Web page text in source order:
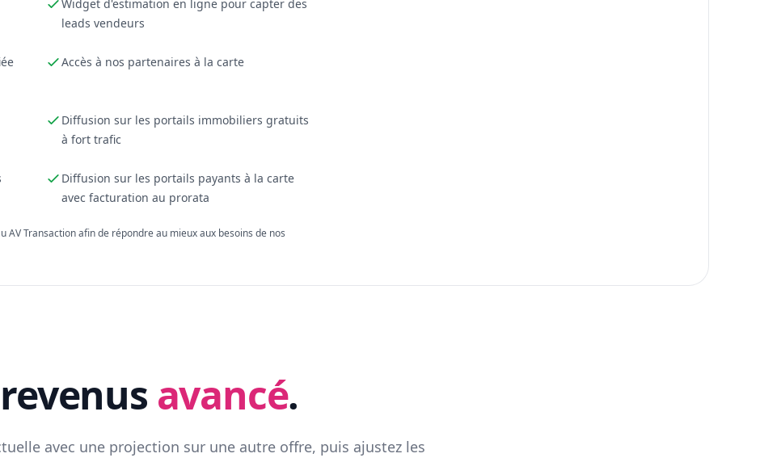
Widget d'estimation en ligne pour capter des
leads vendeurs
Accès à nos partenaires à la carte
Diffusion sur les portails immobiliers gratuits
à fort trafic
Diffusion sur les portails payants à la carte
avec facturation au prorata
Transaction afin de répondre au mieux aux besoins de nos
avancé.
avec une projection sur une autre offre, puis ajustez les